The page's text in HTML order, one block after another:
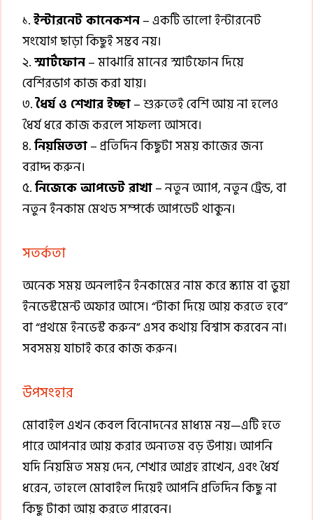
১.ইন্টারনেট কানেকশন– একটি ভালো ইন্টারনেট
সংযোগ ছাড়া কিছুই সম্ভব নয়।
২.স্মার্টফোন– মাঝারি মানের স্মার্টফোন দিয়ে
বেশিরভাগ কাজ করা যায়।
৩.ধৈর্য ও শেখার ইচ্ছা– শুরুতেই বেশি আয় না হলেও
ধৈর্য ধরে কাজ করলে সাফল্য আসবে।
৪.নিয়মিততা– প্রতিদিন কিছুটা সময় কাজের জন্য
বরাদ্দ করুন।
৫.নিজেকে আপডেট রাখা– নতুন অ্যাপ, নতুন ট্রেন্ড, বা
নতুন ইনকাম মেথড সম্পর্কে আপডেট থাকুন।
সতর্কতা
অনেক সময় অনলাইন ইনকামের নাম করে স্ক্যাম বা ভুয়া
ইনভেস্টমেন্ট অফার আসে। “টাকা দিয়ে আয় করতে হবে”
বা “প্রথমে ইনভেস্ট করুন” এসব কথায় বিশ্বাস করবেন না।
সবসময় যাচাই করে কাজ করুন।
উপসংহার
মোবাইল এখন কেবল বিনোদনের মাধ্যম নয়—এটি হতে
পারে আপনার আয় করার অন্যতম বড় উপায়। আপনি
যদি নিয়মিত সময় দেন, শেখার আগ্রহ রাখেন, এবং ধৈর্য
ধরেন, তাহলে মোবাইল দিয়েই আপনি প্রতিদিন কিছু না
কিছু টাকা আয় করতে পারবেন।